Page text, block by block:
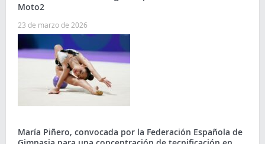
Moto2
23 de marzo de 2026
María Piñero, convocada por la Federación Española de